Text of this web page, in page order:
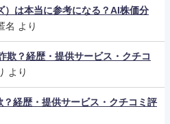
は本当に参考になる？AI株価分
名 より
欺？経歴・提供サービス・クチコ
より
経歴・提供サービス・クチコミ評